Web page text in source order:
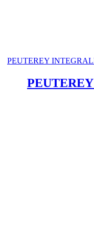
کوله پشتی میلت مدل PEUTEREY